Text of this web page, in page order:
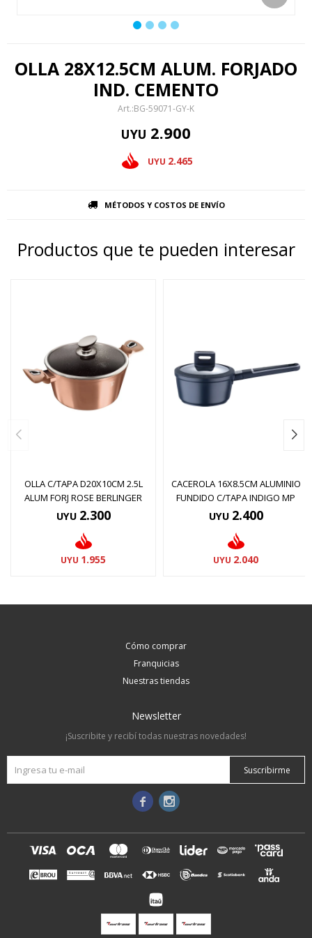
OLLA 28X12.5CM ALUM. FORJADO
IND. CEMENTO
BG-59071-GY-K
UYU 2.900
UYU 2.465
MÉTODOS Y COSTOS DE ENVÍO
Productos que te pueden interesar
OLLA C/TAPA D20X10CM 2.5L
ALUM FORJ ROSE BERLINGER
UYU 2.300
UYU 1.955
CACEROLA 16X8.5CM ALUMINIO
FUNDIDO C/TAPA INDIGO MP
UYU 2.400
UYU 2.040
Cómo comprar
Franquicias
Nuestras tiendas
Newsletter
¡Suscribite y recibí todas nuestras novedades!
Suscribirme
 